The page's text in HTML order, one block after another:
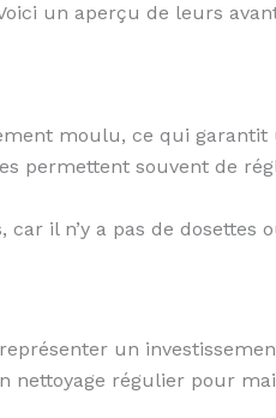
un aperçu de leurs
moulu, ce qui garantit
permettent souvent de
car il n’y a pas de dosettes
un
nettoyage régulier pour